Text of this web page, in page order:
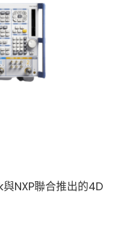
NXP聯合推出的4D